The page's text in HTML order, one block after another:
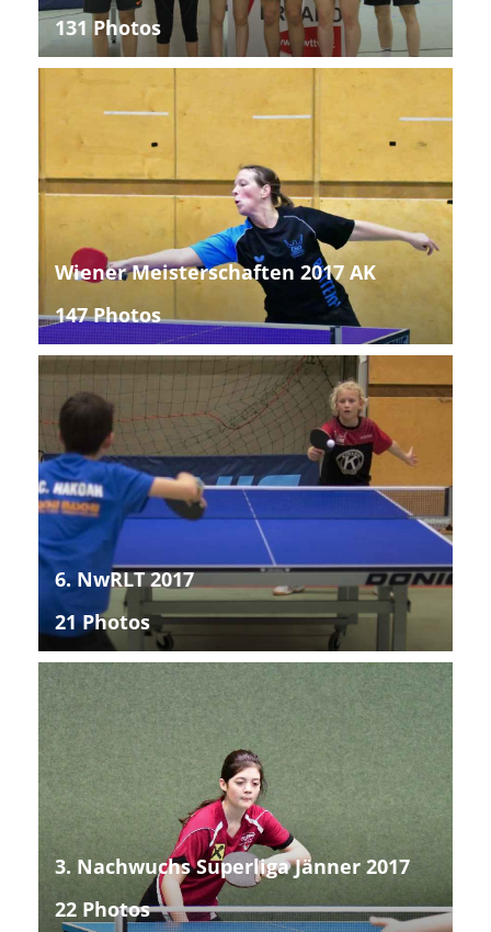
131 Photos
Wiener Meisterschaften 2017 AK
147 Photos
6. NwRLT 2017
21 Photos
3. Nachwuchs Superliga Jänner 2017
22 Photos